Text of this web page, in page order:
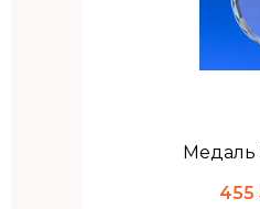
Медаль
455